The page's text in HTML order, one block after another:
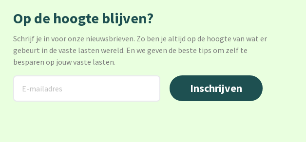
Op de hoogte blijven?
Schrijf je in voor onze nieuwsbrieven. Zo ben je altijd op de hoogte van wat er
gebeurt in de vaste lasten wereld. En we geven de beste tips om zelf te
besparen op jouw vaste lasten.